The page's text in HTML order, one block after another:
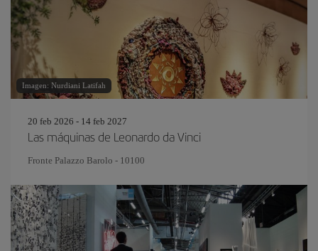
Imagen: Nurdiani Latifah
20 feb 2026 - 14 feb 2027
Las máquinas de Leonardo da Vinci
Fronte Palazzo Barolo - 10100